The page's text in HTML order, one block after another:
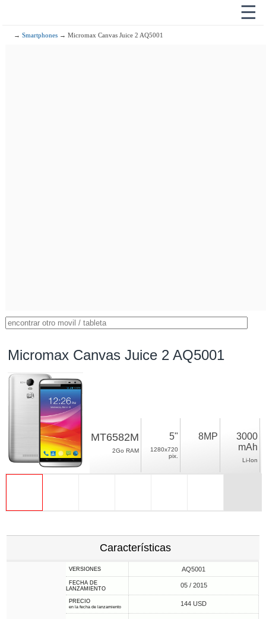
☰
→Smartphones → Micromax Canvas Juice 2 AQ5001
Micromax Canvas Juice 2 AQ5001
MT6582M
2Go RAM
5"
1280x720
pix.
8MP
3000
mAh
Li-Ion
Características
VERSIONES AQ5001
FECHA DE
LANZAMIENTO
05 / 2015
PRECIO
en la fecha de lanzamiento 144 USD